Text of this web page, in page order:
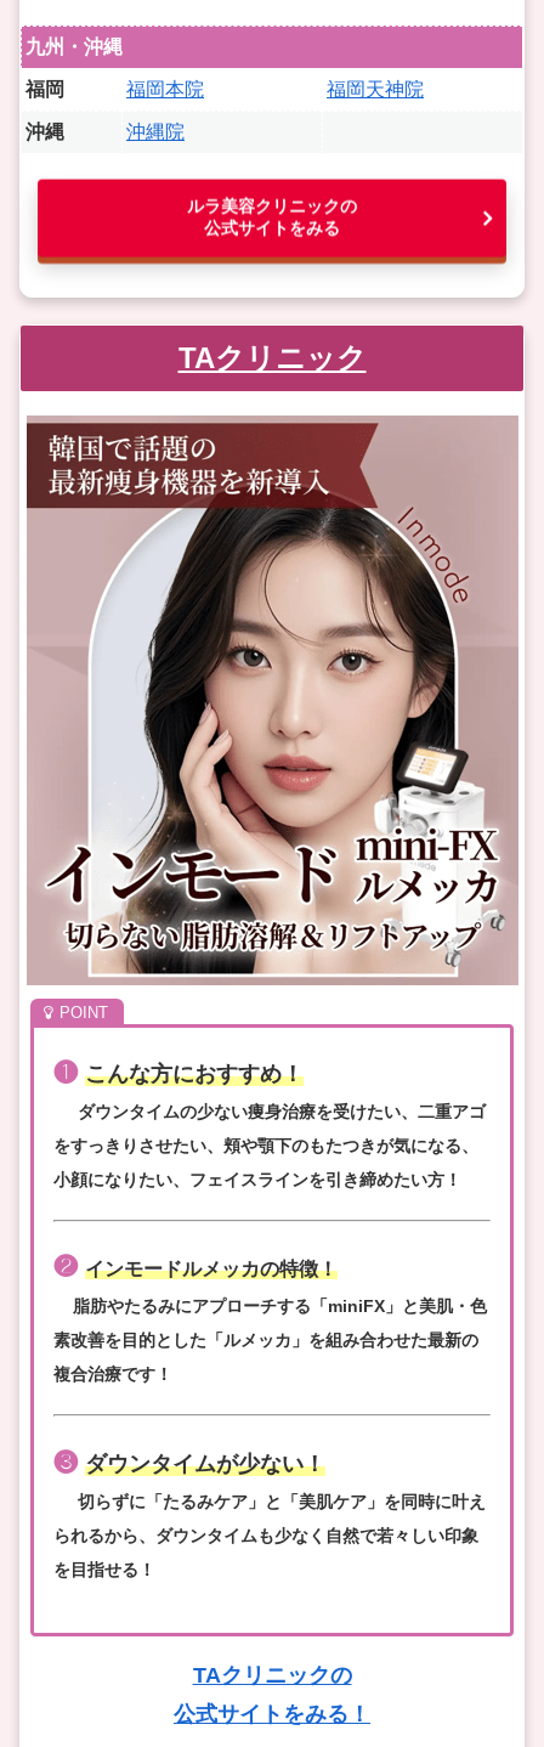
九州・沖縄
福岡 福岡本院 福岡天神院
沖縄 沖縄院
ルラ美容クリニックの
公式サイトをみる
TAクリニック
❶こんな方におすすめ！
ダウンタイムの少ない痩身治療を受けたい、二重アゴ
をすっきりさせたい、頬や顎下のもたつきが気になる、
小顔になりたい、フェイスラインを引き締めたい方！
❷インモードルメッカの特徴！
脂肪やたるみにアプローチする「miniFX」と美肌・色
素改善を目的とした「ルメッカ」を組み合わせた最新の
複合治療です！
❸ダウンタイムが少ない！
切らずに「たるみケア」と「美肌ケア」を同時に叶え
られるから、ダウンタイムも少なく自然で若々しい印象
を目指せる！
TAクリニックの
公式サイトをみる！